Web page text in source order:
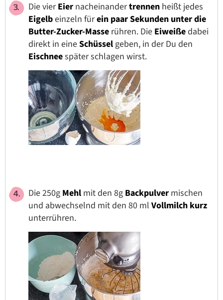
Die vierEier nacheinandertrennen heißt jedes
Eigelbeinzeln fürein paar Sekunden unter die
Butter-Zucker-Masse rühren. Die Eiweißedabei
direkt in eineSchüsselgeben, in der Du den
Eischneespäter schlagen wirst.
Die 250g Mehl mit den 8g Backpulver mischen
und abwechselnd mit den 80 ml Vollmilch kurz
unterrühren.